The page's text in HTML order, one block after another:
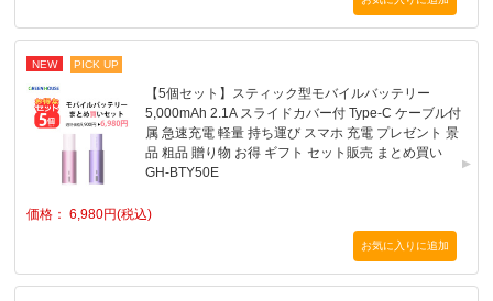
NEW PICK UP
【5個セット】スティック型モバイルバッテリー
5,000mAh 2.1A スライドカバー付 Type-C ケーブル付
属 急速充電 軽量 持ち運び スマホ 充電 プレゼント 景
品 粗品 贈り物 お得 ギフト セット販売 まとめ買い
GH-BTY50E
価格： 6,980円(税込)